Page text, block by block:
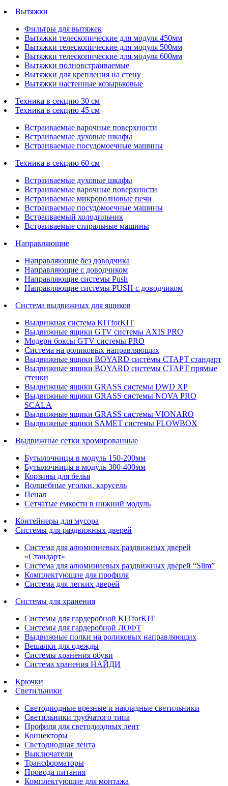
Вытяжки
Фильтры для вытяжек
Вытяжки телескопические для модуля 450мм
Вытяжки телескопические для модуля 500мм
Вытяжки телескопические для модуля 600мм
Вытяжки полновстраиваемые
Вытяжки для крепления на стену
Вытяжки настенные козырьковые
Техника в секцию 30 см
Техника в секцию 45 см
Встраиваемые варочные поверхности
Встраиваемые духовые шкафы
Встраиваемые посудомоечные машины
Техника в секцию 60 см
Встраиваемые духовые шкафы
Встраиваемые варочные поверхности
Встраиваемые микроволновые печи
Встраиваемые посудомоечные машины
Встраиваемый холодильник
Встраиваемые стиральные машины
Направляющие
Направляющие без доводчика
Направляющие с доводчиком
Направляющие системы Push
Направляющие системы PUSH с доводчиком
Система выдвижных для ящиков
Выдвижная система KITforKIT
Выдвижные ящики GTV системы AXIS PRO
Модерн боксы GTV системы PRO
Система на роликовых направляющих
Выдвижные ящики BOYARD системы СТАРТ стандарт
Выдвижные ящики BOYARD системы СТАРТ прямые
стенки
Выдвижные ящики GRASS системы DWD XP
Выдвижные ящики GRASS системы NOVA PRO
SCALA
Выдвижные ящики GRASS системы VIONARO
Выдвижные ящики SAMET системы FLOWBOX
Выдвижные сетки хромированные
Бутылочницы в модуль 150-200мм
Бутылочницы в модуль 300-400мм
Корзины для белья
Волшебные уголки, карусель
Пенал
Cетчатые емкости в нижний модуль
Контейнеры для мусора
Системы для раздвижных дверей
Система для алюминиевых раздвижных дверей
«Стандарт»
Система для алюминиевых раздвижных дверей “Slim”
Комплектующие для профиля
Система для легких дверей
Системы для хранения
Системы для гардеробной KITforKIT
Системы для гардеробной ЛОФТ
Выдвижные полки на роликовых направляющих
Вешалки для одежды
Системы хранения обуви
Система хранения НАЙДИ
Крючки
Светильники
Светодиодные врезные и накладные светильники
Светильники трубчатого типа
Профиля для светодиодных лент
Коннекторы
Светодиодная лента
Выключатели
Трансформаторы
Провода питания
Комплектующие для монтажа